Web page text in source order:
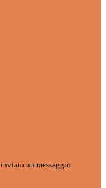
un messaggio